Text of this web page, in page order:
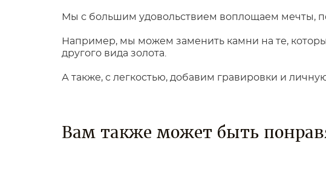
Мы с большим удовольствием воплощаем мечты,
Например, мы можем заменить камни на те,
другого вида золота.
А также, с легкостью, добавим гравировки и
Вам также может быть